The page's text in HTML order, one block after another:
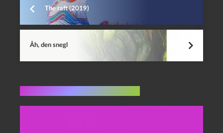
The raft (2019)
Åh, den snegl